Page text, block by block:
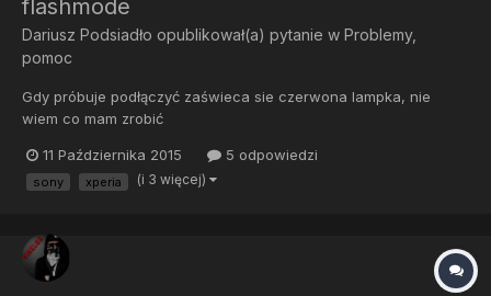
flashmode
Dariusz Podsiadło opublikował(a) pytanie w Problemy,
pomoc
Gdy próbuje podłączyć zaświeca sie czerwona lampka, nie
wiem co mam zrobić
11 Października 2015 5 odpowiedzi
sony xperia (i 3 więcej)